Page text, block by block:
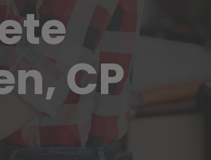
CP